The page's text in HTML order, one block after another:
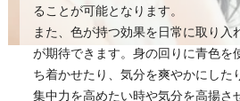
ることが可能となります。
また、色が持つ効果を日常に取り入
が期待できます。身の回りに青色を
ち着かせたり、気分を爽やかにした
集中力を高めたい時や気分を高揚さ